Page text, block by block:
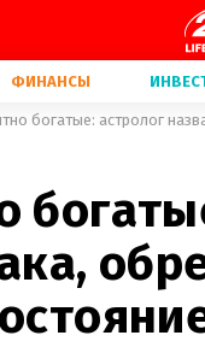
ФИНАНСЫ
богатые: астролог